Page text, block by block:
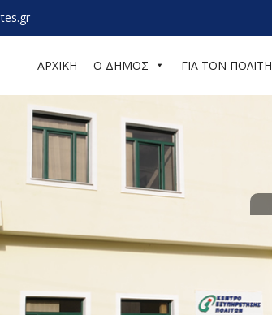
ΑΡΧΙΚΗ Ο ΔΗΜΟΣ ΓΙΑ ΤΟΝ ΠΟΛΙΤΗ